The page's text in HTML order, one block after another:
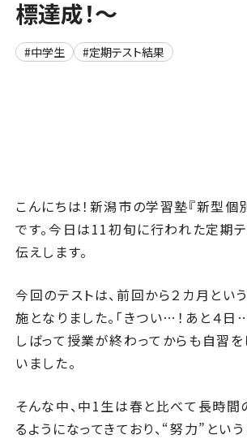
標達成！～
#中学生 #定期テスト結果
こんにちは！新潟市の学習塾『新型個
です。今日は11初旬に行われた定期
伝えします。
今回のテストは、前回から２カ月とい
施となりました。「きつい…！あと４日
しばって授業が終わってからも自習を
いました。
そんな中、中1生は春と比べて長時間
るようになってきており、“努力”とい